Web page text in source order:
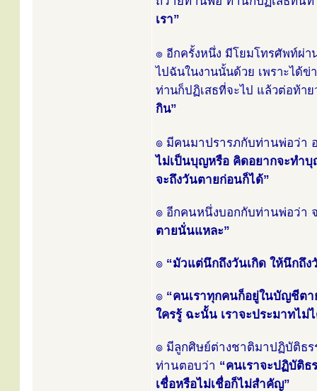
เรา”
๏ อีกครั้งหนึ่ง มีโยมโทรศัพท์ผ่
ไปฉันในงานนั้นด้วย เพราะได้
ท่านก็ปฏิเสธที่จะไป แล้วต่อท้า
กิน”
๏ มีคนมาปรารภกับท่านพ่อว่า
ไม่เป็นบุญหรือ คิดอยากจะทำบุ
จะถึงวันตายก่อนก็ได้”
๏ อีกคนหนึ่งบอกกับท่านพ่อว่า
ตายนั่นแหละ”
๏ “มัวแต่นึกถึงวันเกิด ให้นึกถึง
๏ “คนเราทุกคนก็อยู่ในบัญชีตา
ใครรู้ ฉะนั้น เราจะประมาทไม่
๏ มีลูกศิษย์ต่างชาติมาปฏิบัติธร
ท่านตอบว่า “คนเราจะปฏิบัติธ
เชื่อหรือไม่เชื่อก็ไม่สำคัญ”